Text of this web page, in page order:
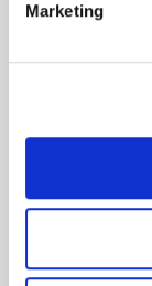
Marketing